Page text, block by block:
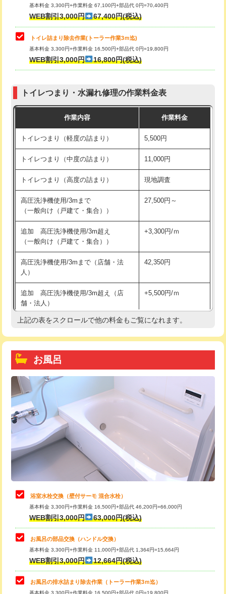
基本料金 3,300円+作業料金 67,100円+部品代 0円=70,400円
WEB割引3,000円 67,400円(税込)
トイレ詰まり除去作業(トーラー作業3ｍ迄)
基本料金 3,300円+作業料金 16,500円+部品代 0円=19,800円
WEB割引3,000円 16,800円(税込)
トイレつまり・水漏れ修理の作業料金表
作業内容 作業料金
トイレつまり（軽度の詰まり） 5,500円
トイレつまり（中度の詰まり） 11,000円
トイレつまり（高度の詰まり） 現地調査
高圧洗浄機使用/3mまで
（一般向け（戸建て・集合））
27,500円～
追加 高圧洗浄機使用/3m超え
（一般向け（戸建て・集合））
+3,300円/ｍ
高圧洗浄機使用/3mまで（店舗・法
人）
42,350円
追加 高圧洗浄機使用/3m超え（店
舗・法人）
+5,500円/ｍ
高度高圧洗浄換 現地調査
トーラー機使用/3mまで
追加トーラー機使用/3m超え
カメラ調査 33,000円
桝清掃 8,800円
止水・漏水調査・防水処理・清掃・修
理・調整・分解・加工など（軽作業）
止水・漏水調査・防水処理・清掃・修
理・調整・分解・加工など（中作業）
22,000円
止水・漏水調査・防水処理・清掃・修
理・調整・分解・加工など（重作業）
33,000円
トイレタンク脱着
トイレ便器脱着
タンクレストイレ脱着 33,000円
上記の表をスクロールで他の料金もご覧になれます。
お風呂
浴室水栓交換（壁付サーモ 混合水栓）
基本料金 3,300円+作業料金 16,500円+部品代 46,200円=66,000円
WEB割引3,000円 63,000円(税込)
お風呂の部品交換（ハンドル交換）
基本料金 3,300円+作業料金 11,000円+部品代 1,364円=15,664円
WEB割引3,000円 12,664円(税込)
お風呂の排水詰まり除去作業（トーラー作業3ｍ迄）
基本料金 3,300円+作業料金 16,500円+部品代 0円=19,800円